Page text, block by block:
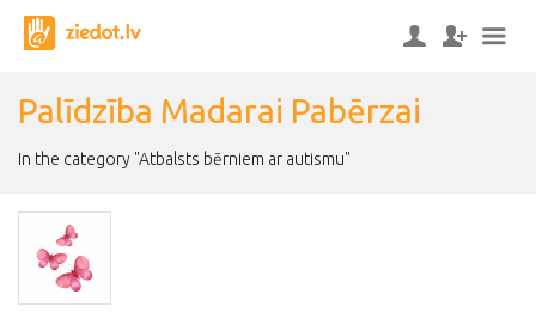
Palīdzība Madarai Pabērzai
In the category "Atbalsts bērniem ar autismu"